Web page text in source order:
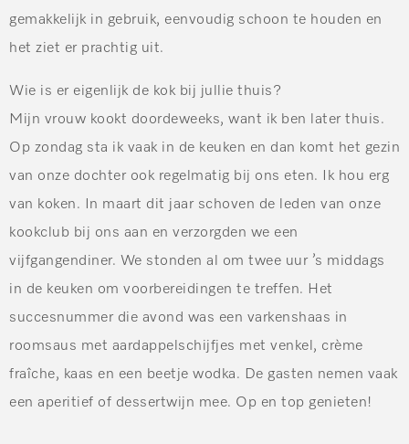
gemakkelijk in gebruik, eenvoudig schoon te houden en
het ziet er prachtig uit.
Wie is er eigenlijk de kok bij jullie thuis?
Mijn vrouw kookt doordeweeks, want ik ben later thuis.
Op zondag sta ik vaak in de keuken en dan komt het gezin
van onze dochter ook regelmatig bij ons eten. Ik hou erg
van koken. In maart dit jaar schoven de leden van onze
kookclub bij ons aan en verzorgden we een
vijfgangendiner. We stonden al om twee uur ’s middags
in de keuken om voorbereidingen te treffen. Het
succesnummer die avond was een varkenshaas in
roomsaus met aardappelschijfjes met venkel, crème
fraîche, kaas en een beetje wodka. De gasten nemen vaak
een aperitief of dessertwijn mee. Op en top genieten!